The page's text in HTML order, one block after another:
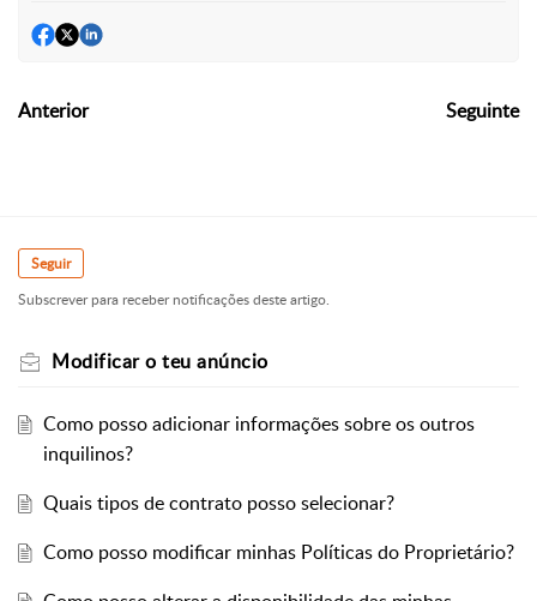
Anterior Seguinte
Seguir
Subscrever para receber notificações deste artigo.
Modificar o teu anúncio
Como posso adicionar informações sobre os outros
inquilinos?
Quais tipos de contrato posso selecionar?
Como posso modificar minhas Políticas do Proprietário?